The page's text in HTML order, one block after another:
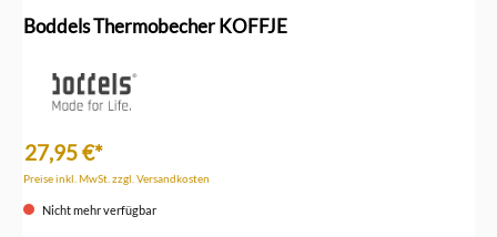
Boddels Thermobecher KOFFJE
27,95 €*
Preise inkl. MwSt. zzgl. Versandkosten
Nicht mehr verfügbar